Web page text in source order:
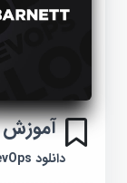
آموزش devops انسان در حلقه
دانلود Human-in-the-Loop DevOps